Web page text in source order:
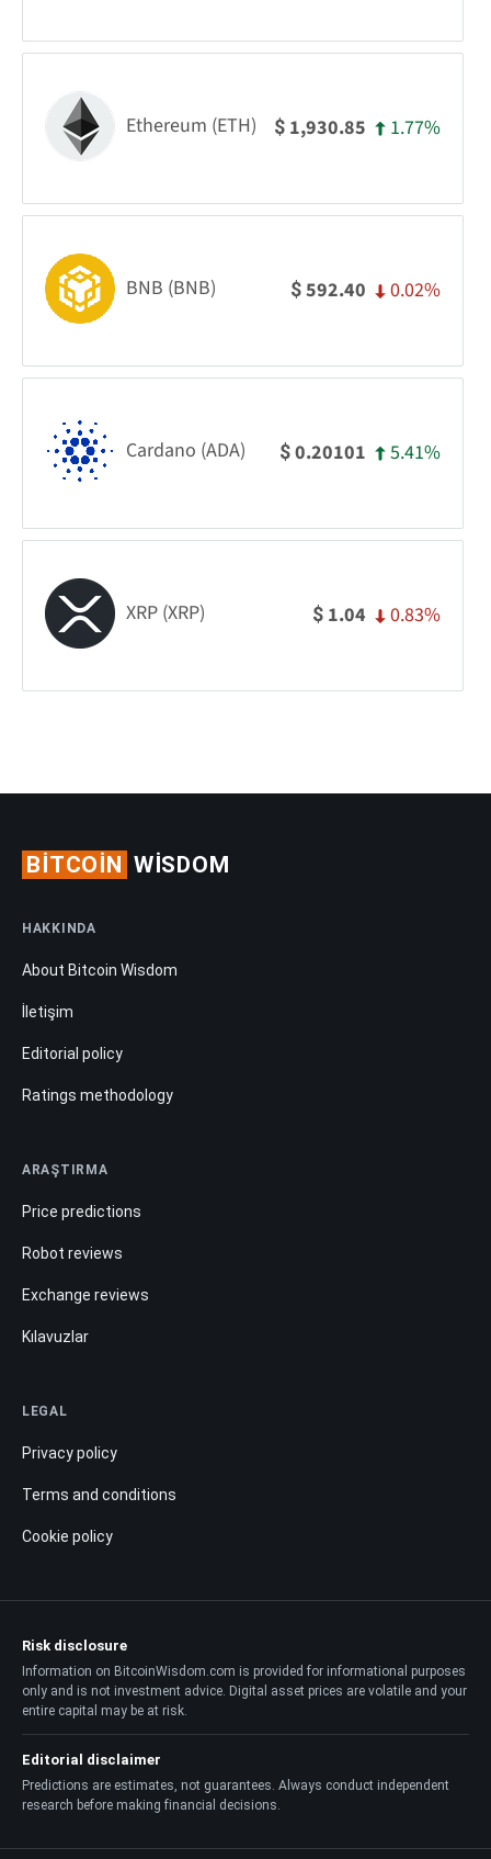
Ethereum (ETH) $ 1,930.85 1.77%
BNB (BNB) $592.40 0.02%
Cardano (ADA) $0.20101 5.41%
XRP (XRP) $ 1.04 0.83%
BITCOIN WISDOM
HAKKINDA
About Bitcoin Wisdom
İletişim
Editorial policy
Ratings methodology
ARAŞTIRMA
Price predictions
Robot reviews
Exchange reviews
Kılavuzlar
LEGAL
Privacy policy
Terms and conditions
Cookie policy
Risk disclosure
Information on BitcoinWisdom.com is provided for informational purposes
only and is not investment advice. Digital asset prices are volatile and your
entire capital may be at risk.
Editorial disclaimer
Predictions are estimates, not guarantees. Always conduct independent
research before making financial decisions.